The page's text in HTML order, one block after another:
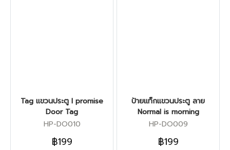
Tag แขวนประตู I promise
Door Tag
HP-DO010
฿199
ป้ายแท็กแขวนประตู ลาย
Normal is morning
HP-DO009
฿199